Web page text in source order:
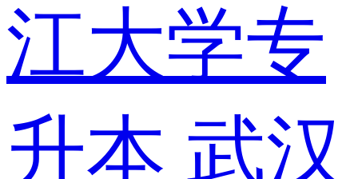
江大学专
升本 武汉